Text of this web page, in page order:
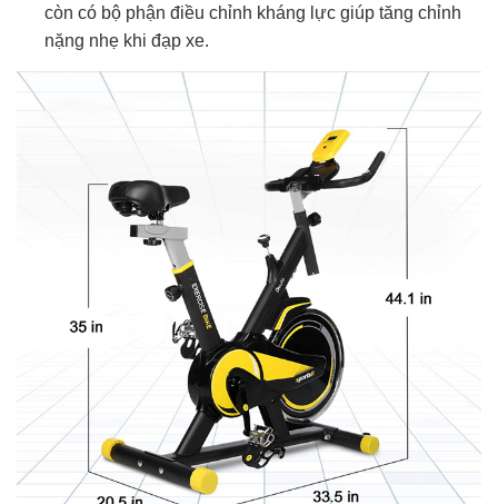
còn có bộ phận điều chỉnh kháng lực giúp tăng chỉnh
nặng nhẹ khi đạp xe.